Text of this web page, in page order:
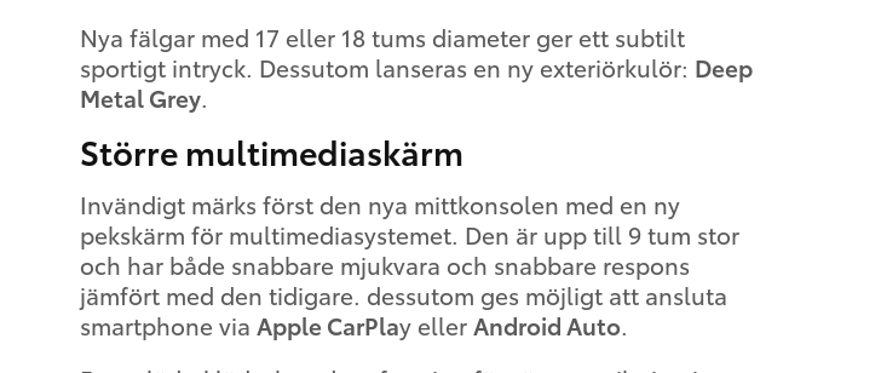
Nya fälgar med 17 eller 18 tums diameter ger ett subtilt
sportigt intryck. Dessutom lanseras en ny exteriörkulör: Deep
Metal Grey.
Större multimediaskärm
Invändigt märks först den nya mittkonsolen med en ny
pekskärm för multimediasystemet. Den är upp till 9 tum stor
och har både snabbare mjukvara och snabbare respons
jämfört med den tidigare. dessutom ges möjligt att ansluta
smartphone via Apple CarPlay ellerAndroid Auto.